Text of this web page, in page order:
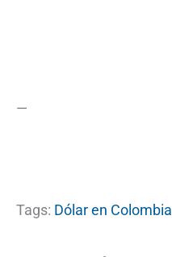
—
Tags: Dólar en Colombia